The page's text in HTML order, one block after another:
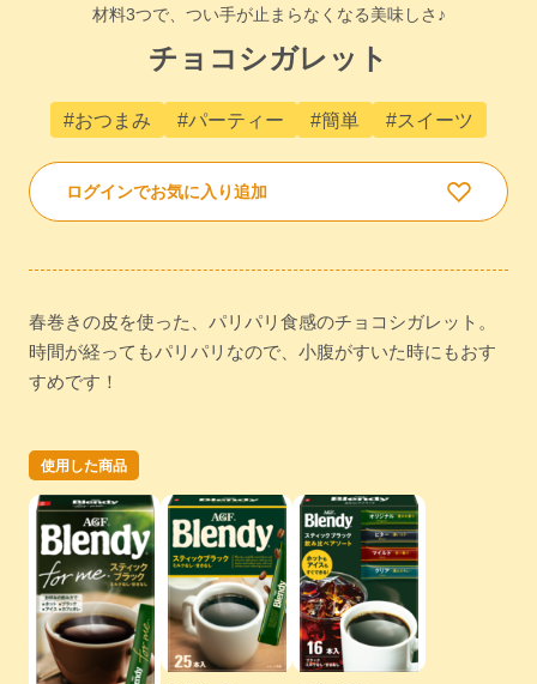
材料3つで、つい手が止まらなくなる美味しさ♪
チョコシガレット
#おつまみ #パーティー #簡単 #スイーツ
ログインでお気に入り追加
春巻きの皮を使った、パリパリ食感のチョコシガレット。
時間が経ってもパリパリなので、小腹がすいた時にもおす
すめです！
使用した商品